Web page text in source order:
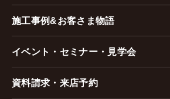
施工事例&お客さま物語
イベント・セミナー・見学会
資料請求・来店予約